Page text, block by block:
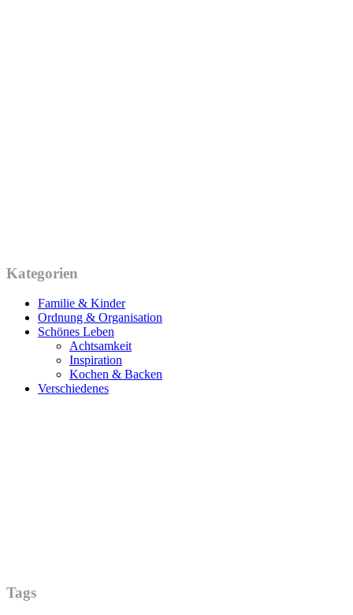
Kategorien
Familie & Kinder
Ordnung & Organisation
Schönes Leben
Achtsamkeit
Inspiration
Kochen & Backen
Verschiedenes
Tags